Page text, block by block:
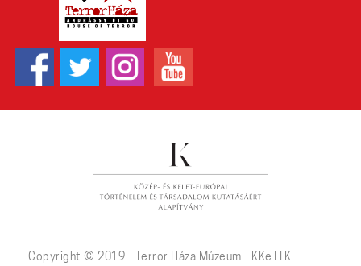
Copyright © 2019 - Terror Háza Múzeum - KKeTTK